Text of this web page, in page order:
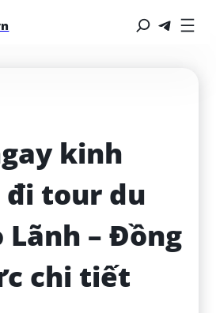
kinh
đi tour du
Lãnh – Đồng
chi tiết